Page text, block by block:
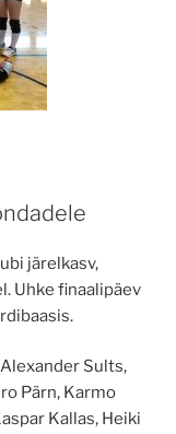
järelkasv,
Uhke finaalipäev
Sults,
Pärn, Karmo
Kallas, Heiki